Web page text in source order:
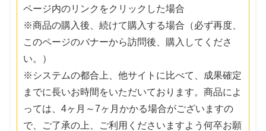
ページ内のリンクをクリックした場合
※商品の購入後、続けて購入する場合（必ず再度、
このページのバナーから訪問後、購入してくださ
い。）
※システムの都合上、他サイトに比べて、成果確定
までに長いお時間をいただいております。商品によ
っては、4ヶ月～7ヶ月かかる場合がございますの
で、ご了承の上、ご利用くださいますよう何卒お願